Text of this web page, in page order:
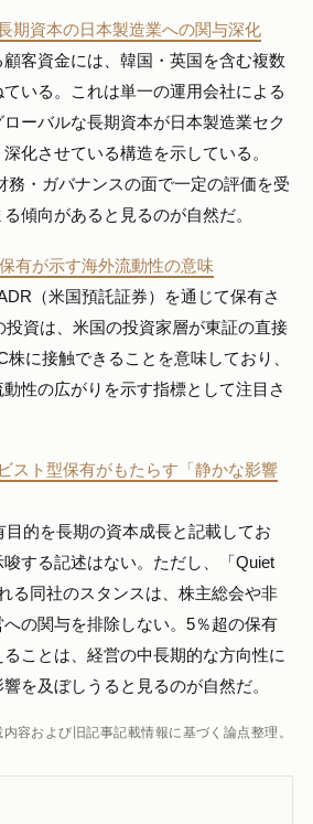
期資本の日本製造業への関与深化
客資金には、韓国・英国を含む複数
いる。これは単一の運用会社による
ーバルな長期資本が日本製造業セク
化させている構造を示している。
務・ガバナンスの面で一定の評価を受
傾向があると見るのが自然だ。
有が示す海外流動性の意味
（米国預託証券）を通じて保有さ
投資は、米国の投資家層が東証の直接
に接触できることを意味しており、
性の広がりを示す指標として注目さ
スト型保有がもたらす「静かな影響
目的を長期の資本成長と記載してお
する記述はない。ただし、「Quiet
る同社のスタンスは、株主総会や非
の関与を排除しない。5％超の保有
ことは、経営の中長期的な方向性に
を及ぼしうると見るのが自然だ。
容および旧記事記載情報に基づく論点整理。